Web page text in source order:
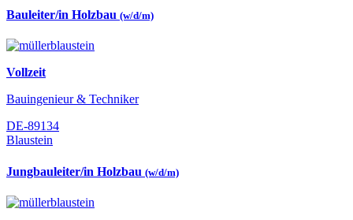
Bauleiter/in Holzbau (w/d/m)
Vollzeit
Bauingenieur & Techniker
DE-89134
Blaustein
Jungbauleiter/in Holzbau (w/d/m)